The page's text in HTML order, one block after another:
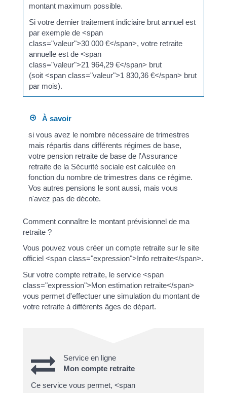
montant maximum possible.
Si votre dernier traitement indiciaire brut annuel est
par exemple de <span
class="valeur">30 000 €</span>, votre retraite
annuelle est de <span
class="valeur">21 964,29 €</span> brut
(soit <span class="valeur">1 830,36 €</span> brut
par mois).
À savoir
si vous avez le nombre nécessaire de trimestres
mais répartis dans différents régimes de base,
votre pension retraite de base de l'Assurance
retraite de la Sécurité sociale est calculée en
fonction du nombre de trimestres dans ce régime.
Vos autres pensions le sont aussi, mais vous
n'avez pas de décote.
Comment connaître le montant prévisionnel de ma
retraite ?
Vous pouvez vous créer un compte retraite sur le site
officiel <span class="expression">Info retraite</span>.
Sur votre compte retraite, le service <span
class="expression">Mon estimation retraite</span>
vous permet d'effectuer une simulation du montant de
votre retraite à différents âges de départ.
Service en ligne
Mon compte retraite
Ce service vous permet, <span